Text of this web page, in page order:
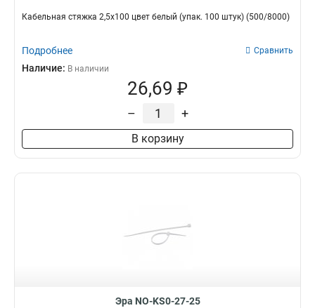
Кабельная стяжка 2,5х100 цвет белый (упак. 100 штук) (500/8000)
Подробнее Сравнить
Наличие: В наличии
26,69 ₽
– +
В корзину
Эра NO-KS0-27-25